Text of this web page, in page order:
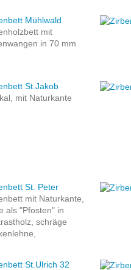
Mühlwald
mit
in 70 mm
St.Jakob
mit Naturkante
St. Peter
mit Naturkante,
als "Pfosten" in
schräge
St.Ulrich 32